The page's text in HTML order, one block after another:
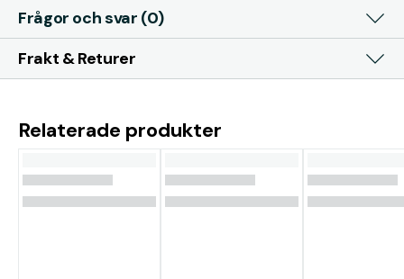
Frågor och svar (0)
Frakt & Returer
Relaterade produkter